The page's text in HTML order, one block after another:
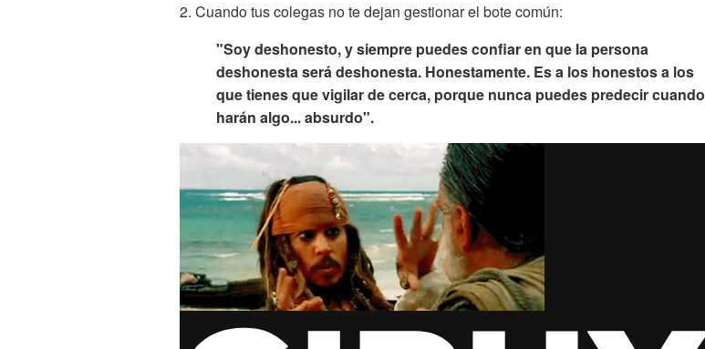
2. Cuando tus colegas no te dejan gestionar el bote común:
"Soy deshonesto, y siempre puedes confiar en que la persona
deshonesta será deshonesta. Honestamente. Es a los honestos a los
que tienes que vigilar de cerca, porque nunca puedes predecir cuando
harán algo... absurdo".